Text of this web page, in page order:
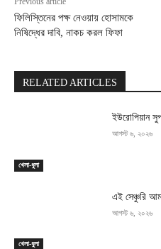
ফিলিস্তিনের পক্ষ নেওয়ায় হোসামকে
নিষিদ্ধের দাবি, নাকচ করল ফিফা
RELATED ARTICLES
খেলা-ধুলা
ইউরোপিয়ান
আগস্ট ৬, ২০২৬
খেলা-ধুলা
এই সেঞ্চুরি
আগস্ট ৬, ২০২৬